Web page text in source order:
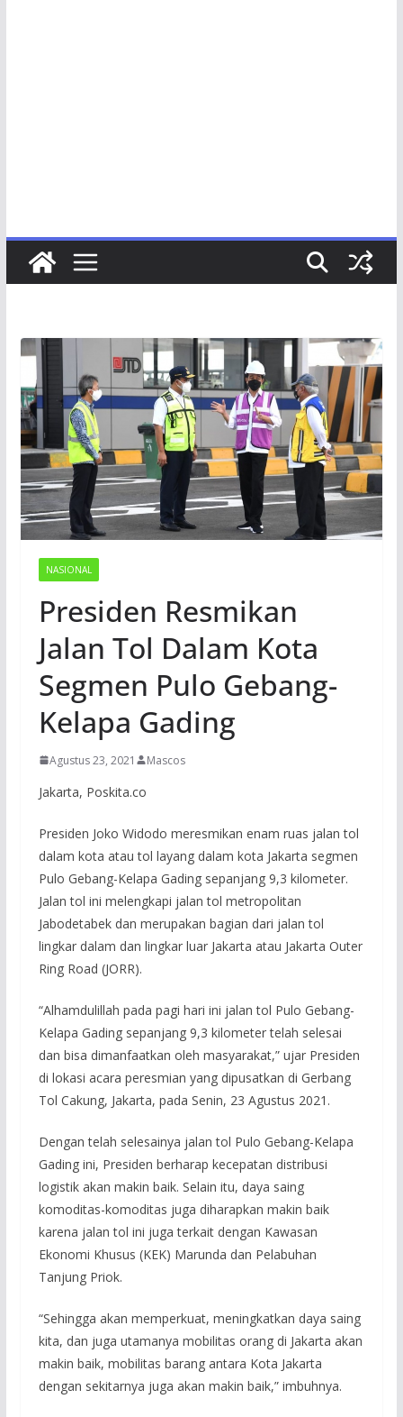
NASIONAL
Presiden Resmikan
Jalan Tol Dalam Kota
Segmen Pulo Gebang-
Kelapa Gading
Agustus 23, 2021 Mascos
Jakarta, Poskita.co
Presiden Joko Widodo meresmikan enam ruas jalan tol
dalam kota atau tol layang dalam kota Jakarta segmen
Pulo Gebang-Kelapa Gading sepanjang 9,3 kilometer.
Jalan tol ini melengkapi jalan tol metropolitan
Jabodetabek dan merupakan bagian dari jalan tol
lingkar dalam dan lingkar luar Jakarta atau Jakarta Outer
Ring Road (JORR).
“Alhamdulillah pada pagi hari ini jalan tol Pulo Gebang-
Kelapa Gading sepanjang 9,3 kilometer telah selesai
dan bisa dimanfaatkan oleh masyarakat,” ujar Presiden
di lokasi acara peresmian yang dipusatkan di Gerbang
Tol Cakung, Jakarta, pada Senin, 23 Agustus 2021.
Dengan telah selesainya jalan tol Pulo Gebang-Kelapa
Gading ini, Presiden berharap kecepatan distribusi
logistik akan makin baik. Selain itu, daya saing
komoditas-komoditas juga diharapkan makin baik
karena jalan tol ini juga terkait dengan Kawasan
Ekonomi Khusus (KEK) Marunda dan Pelabuhan
Tanjung Priok.
“Sehingga akan memperkuat, meningkatkan daya saing
kita, dan juga utamanya mobilitas orang di Jakarta akan
makin baik, mobilitas barang antara Kota Jakarta
dengan sekitarnya juga akan makin baik,” imbuhnya.